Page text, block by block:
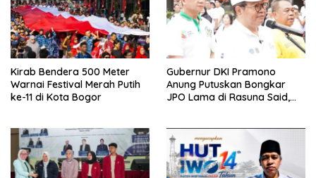
Kirab Bendera 500 Meter
Warnai Festival Merah Putih
ke-11 di Kota Bogor
Gubernur DKI Pramono
Anung Putuskan Bongkar
JPO Lama di Rasuna Said,